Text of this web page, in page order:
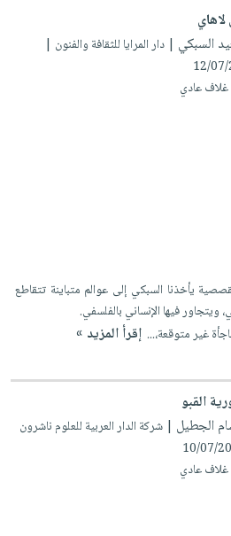
السبكي | دار المرايا للثقافة والفنون |
12/
عادي
يأخذنا السبكي إلى عوالم متباينة تتقاطع
ويتجاور فيها الإنساني بالفلسفي.
غير متوقعة،... إقرأ المزيد »
القبو
الجطيل | شركة الدار العربية للعلوم ناشرون
عادي